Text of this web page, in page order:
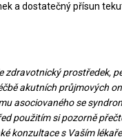
a dostatečný přísun
zdravotnický prostředek,
akutních průjmových
asociovaného se
použitím si pozorně
konzultace s Vaším